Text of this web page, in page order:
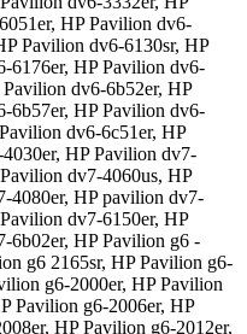
HP Pavilion dv6-
Pavilion dv6-6130sr, HP
6176er, HP Pavilion dv6-
dv6-6b52er, HP
6b57er, HP Pavilion dv6-
dv6-6c51er, HP
HP Pavilion dv7-
dv7-4060us, HP
4080er, HP pavilion dv7-
dv7-6150er, HP
6b02er, HP Pavilion g6 -
g6 2165sr, HP Pavilion g6-
g6-2000er, HP Pavilion
Pavilion g6-2006er, HP
HP Pavilion g6-2012er,